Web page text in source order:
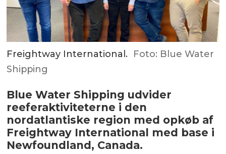
Freightway International. Foto: Blue Water
Shipping
Blue Water Shipping udvider
reeferaktiviteterne i den
nordatlantiske region med opkøb af
Freightway International med base i
Newfoundland, Canada.